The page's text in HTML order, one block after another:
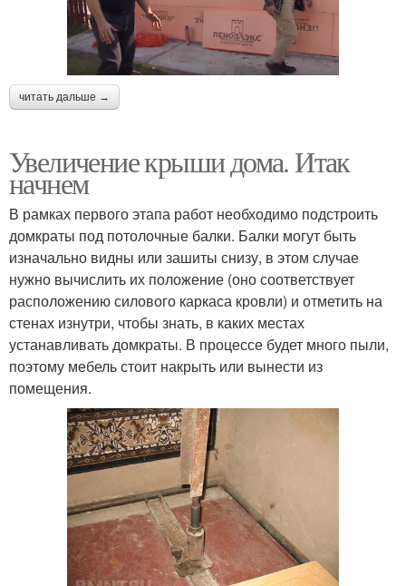
читать дальше →
Увеличение крыши дома. Итак
начнем
В рамках первого этапа работ необходимо подстроить
домкраты под потолочные балки. Балки могут быть
изначально видны или зашиты снизу, в этом случае
нужно вычислить их положение (оно соответствует
расположению силового каркаса кровли) и отметить на
стенах изнутри, чтобы знать, в каких местах
устанавливать домкраты. В процессе будет много пыли,
поэтому мебель стоит накрыть или вынести из
помещения.